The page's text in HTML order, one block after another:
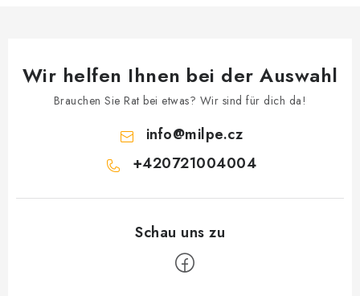
Wir helfen Ihnen bei der Auswahl
Brauchen Sie Rat bei etwas? Wir sind für dich da!
info@milpe.cz
+420721004004